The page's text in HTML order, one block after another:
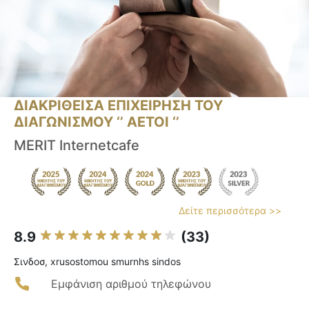
ΔΙΑΚΡΙΘΕΙΣΑ ΕΠΙΧΕΙΡΗΣΗ ΤΟΥ
ΔΙΑΓΩΝΙΣΜΟΥ ‘’ ΑΕΤΟΙ ‘’
MERIT Internetcafe
Δείτε περισσότερα >>
8.9 (33)
Σινδοσ, xrusostomou smurnhs sindos
Εμφάνιση αριθμού τηλεφώνου